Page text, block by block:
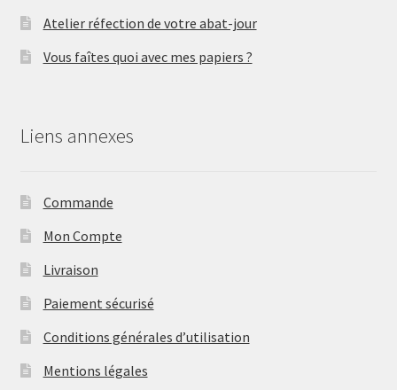
Atelier réfection de votre abat-jour
Vous faîtes quoi avec mes papiers ?
Liens annexes
Commande
Mon Compte
Livraison
Paiement sécurisé
Conditions générales d’utilisation
Mentions légales